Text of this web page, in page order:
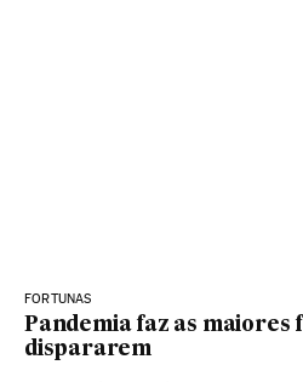
FORTUNAS
Pandemia faz as maiores
dispararem